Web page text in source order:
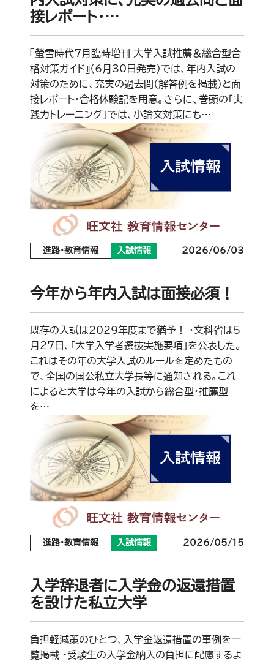
接レポート・…
『螢雪時代7月臨時増刊 大学入試推薦＆総合型合
格対策ガイド』（6月30日発売）では、年内入試の
対策のために、充実の過去問（解答例を掲載）と面
接レポート・合格体験記を用意。さらに、巻頭の「実
践力トレーニング」では、小論文対策にも…
進路・教育情報 入試情報 2026/06/03
今年から年内入試は面接必須！
既存の入試は2029年度まで猶予！ ・文科省は5
月27日、「大学入学者選抜実施要項」を公表した。
これはその年の大学入試のルールを定めたもの
で、全国の国公私立大学長等に通知される。これ
によると大学は今年の入試から総合型・推薦型
を…
進路・教育情報 入試情報 2026/05/15
入学辞退者に入学金の返還措置
を設けた私立大学
負担軽減策のひとつ、入学金返還措置の事例を一
覧掲載 ・受験生の入学金納入の負担に配慮するよ